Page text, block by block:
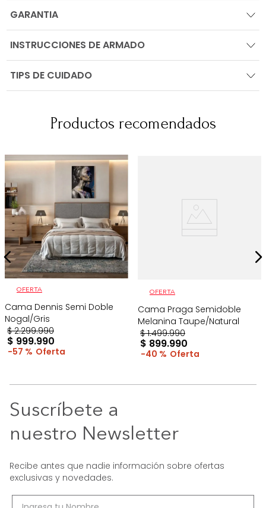
GARANTIA
INSTRUCCIONES DE ARMADO
TIPS DE CUIDADO
Productos recomendados
OFERTA
Cama Dennis Semi Doble
Nogal/Gris
$ 2.299.990
$ 999.990
57 %
OFERTA
Cama Praga Semidoble
Melanina Taupe/Natural
$ 1.499.990
$ 899.990
40 %
Suscríbete a
nuestro Newsletter
Recibe antes que nadie información sobre ofertas
exclusivas y novedades.